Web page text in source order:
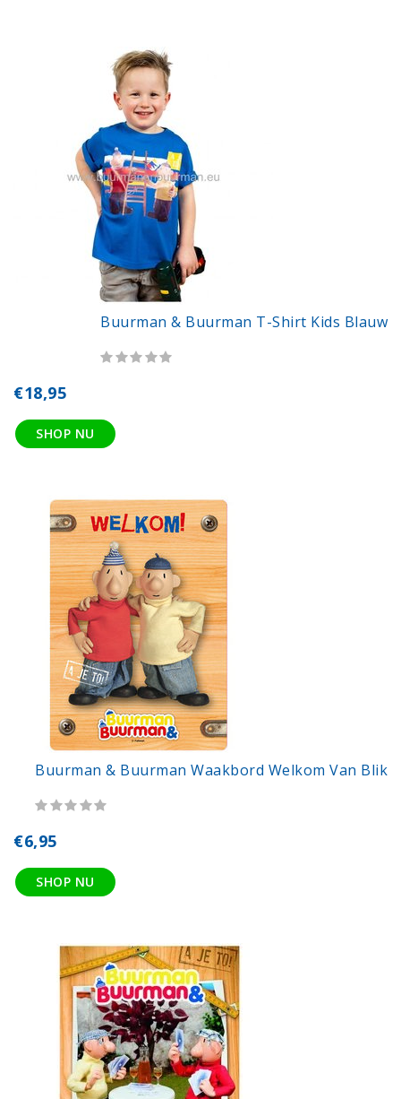
Buurman & Buurman T-Shirt Kids Blauw
€18,95
SHOP NU
Buurman & Buurman Waakbord Welkom Van Blik
€6,95
SHOP NU